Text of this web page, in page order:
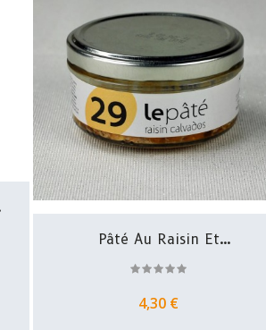
Pâté Au Raisin Et
4,30 €